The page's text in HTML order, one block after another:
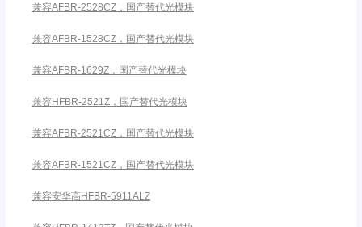
兼容AFBR-2528CZ，国产替代光模块
兼容AFBR-1528CZ，国产替代光模块
兼容AFBR-1629Z，国产替代光模块
兼容HFBR-2521Z，国产替代光模块
兼容AFBR-2521CZ，国产替代光模块
兼容AFBR-1521CZ，国产替代光模块
兼容安华高HFBR-5911ALZ